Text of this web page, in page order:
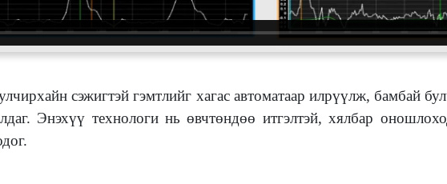
сэжигтэй гэмтлийг хагас автоматаар илрүүлж, бамбай
Энэхүү технологи нь өвчтөндөө итгэлтэй, хялбар